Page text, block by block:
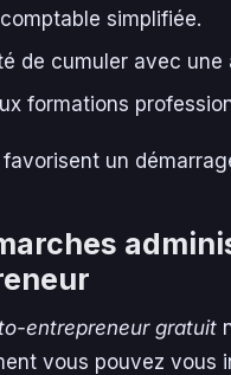
simplifiée.
de cumuler avec
formations
un
entrepreneur gratuit
vous pouvez vous